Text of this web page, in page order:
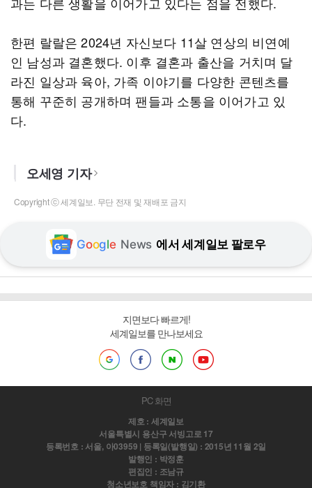
한편 랄랄은 2024년 자신보다 11살 연상의 비연예
인 남성과 결혼했다. 이후 결혼과 출산을 거치며 달
라진 일상과 육아, 가족 이야기를 다양한 콘텐츠를
통해 꾸준히 공개하며 팬들과 소통을 이어가고 있
다.
오세영 기자
Copyright ⓒ 세계일보. 무단 전재 및 재배포 금지
Google News 에서 세계일보 팔로우
지면보다 빠르게!
세계일보를 만나보세요
PC 화면
제호 : 세계일보
서울특별시 용산구 서빙고로 17
등록번호 : 서울, 아03959 | 등록일(발행일) : 2015년 11월 2일
발행인 : 박정훈
편집인 : 조남규
청소년보호 책임자 : 김기환